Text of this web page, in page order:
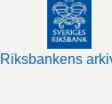
Riksbankens